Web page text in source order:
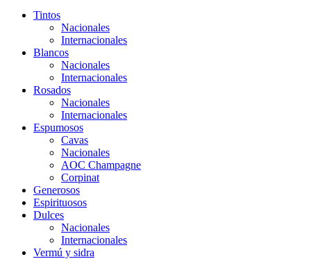
Tintos
Nacionales
Internacionales
Blancos
Nacionales
Internacionales
Rosados
Nacionales
Internacionales
Espumosos
Cavas
Nacionales
AOC Champagne
Corpinat
Generosos
Espirituosos
Dulces
Nacionales
Internacionales
Vermú y sidra